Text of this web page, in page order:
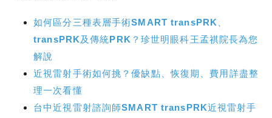
如何區分三種表層手術SMART transPRK、
transPRK及傳統PRK？珍世明眼科王孟祺院長為您
解說
近視雷射手術如何挑？優缺點、恢復期、費用詳盡整
理一次看懂
台中近視雷射諮詢師SMART transPRK近視雷射手